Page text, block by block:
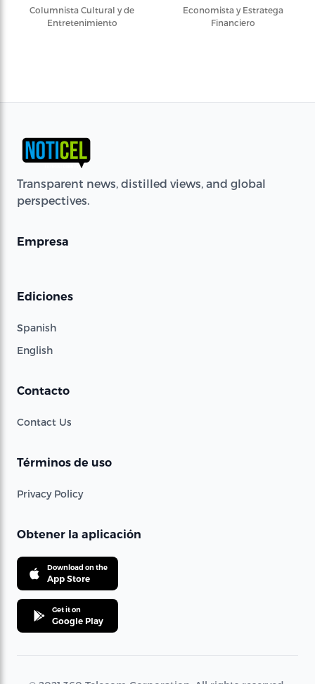
Columnista Cultural y de
Entretenimiento
Economista y Estratega
Financiero
Transparent news, distilled views, and global
perspectives.
Empresa
Ediciones
Spanish
English
Contacto
Contact Us
Términos de uso
Privacy Policy
Obtener la aplicación
Download on the
App Store
Get it on
Google Play